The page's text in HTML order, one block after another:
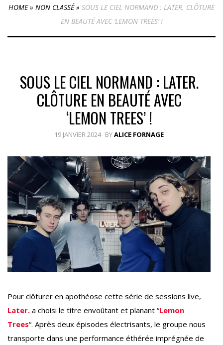
HOME» NON CLASSÉ» SOUS LE CIEL NORMAND : LATER. CLÔTURE
EN BEAUTÉ AVEC ‘LEMON TREES’ !
SOUS LE CIEL NORMAND : LATER.
CLÔTURE EN BEAUTÉ AVEC
‘LEMON TREES’ !
19 JANVIER 2024 BYALICE FORNAGE
Pour clôturer en apothéose cette série de sessions live,
Later. a choisi le titre envoûtant et planant “Lemon
Trees“. Après deux épisodes électrisants, le groupe nous
transporte dans une performance éthérée imprégnée de